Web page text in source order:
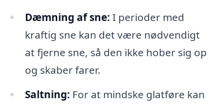
Dæmning af sne: I perioder med
kraftig sne kan det være nødvendigt
at fjerne sne, så den ikke hober sig op
og skaber farer.
Saltning: For at mindske glatføre kan